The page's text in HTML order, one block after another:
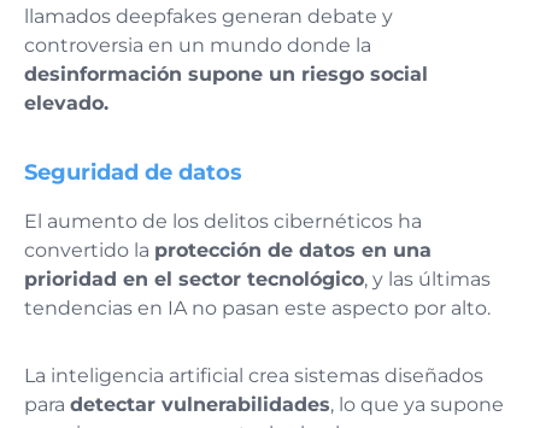
llamados deepfakes generan debate y
controversia en un mundo donde la
desinformación supone un riesgo social
elevado.
Seguridad de datos
El aumento de los delitos cibernéticos ha
convertido la protección de datos en una
prioridad en el sector tecnológico, y las últimas
tendencias en IA no pasan este aspecto por alto.
La inteligencia artificial crea sistemas diseñados
para detectar vulnerabilidades, lo que ya supone